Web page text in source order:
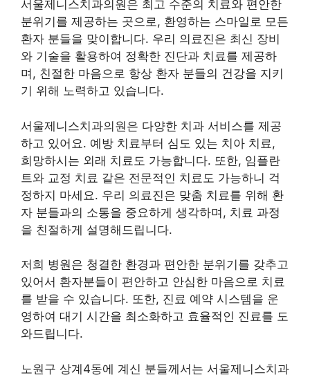
서울제니스치과의원은 최고 수준의 치료와 편안한
분위기를 제공하는 곳으로, 환영하는 스마일로 모든
환자 분들을 맞이합니다. 우리 의료진은 최신 장비
와 기술을 활용하여 정확한 진단과 치료를 제공하
며, 친절한 마음으로 항상 환자 분들의 건강을 지키
기 위해 노력하고 있습니다.
서울제니스치과의원은 다양한 치과 서비스를 제공
하고 있어요. 예방 치료부터 심도 있는 치아 치료,
희망하시는 외래 치료도 가능합니다. 또한, 임플란
트와 교정 치료 같은 전문적인 치료도 가능하니 걱
정하지 마세요. 우리 의료진은 맞춤 치료를 위해 환
자 분들과의 소통을 중요하게 생각하며, 치료 과정
을 친절하게 설명해드립니다.
저희 병원은 청결한 환경과 편안한 분위기를 갖추고
있어서 환자분들이 편안하고 안심한 마음으로 치료
를 받을 수 있습니다. 또한, 진료 예약 시스템을 운
영하여 대기 시간을 최소화하고 효율적인 진료를 도
와드립니다.
노원구 상계4동에 계신 분들께서는 서울제니스치과